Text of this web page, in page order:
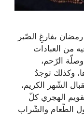
بفارغِ الصّبر
من العبادات
وصلّة الرّحم،
وكذلك توجدُ
الشّهر الكريم،
الهجري كلّ
الطّعام والشّراب